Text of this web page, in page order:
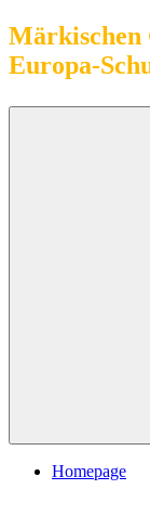
Märkischen
Europa-
Homepage